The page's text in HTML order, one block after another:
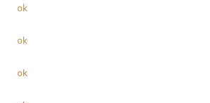
ok
ok
ok